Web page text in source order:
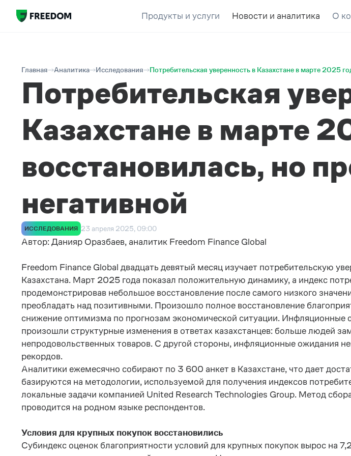
Продукты и услуги Новости и аналитика О
Главная Аналитика Исследования Потребительская уверенность в Казахстане в марте 2025
Потребительская
Казахстане в марте
восстановилась, но
негативной
ИССЛЕДОВАНИЯ 23 апреля 2025, 09:00
Автор: Данияр Оразбаев, аналитик Freedom Finance Global
Freedom Finance Global двадцать девятый месяц изучает потребительскую
Казахстана. Март 2025 года показал положительную динамику, а индекс
продемонстрировав небольшое восстановление после самого низкого
преобладать над позитивными. Произошло полное восстановление
снижение оптимизма по прогнозам экономической ситуации. Инфляционные
произошли структурные изменения в ответах казахстанцев: больше людей
непродовольственных товаров. С другой стороны, инфляционные ожидания
рекордов.
Аналитики ежемесячно собирают по 3 600 анкет в Казахстане, что дает
базируются на методологии, используемой для получения индексов
локальные задачи компанией United Research Technologies Group. Метод
проводится на родном языке респондентов.
Условия для крупных покупок восстановились
Субиндекс оценок благоприятности условий для крупных покупок вырос на